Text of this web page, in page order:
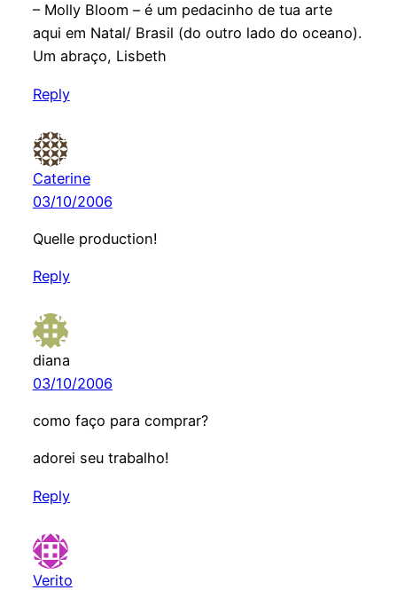
– Molly Bloom – é um pedacinho de tua arte
aqui em Natal/ Brasil (do outro lado do oceano).
Um abraço, Lisbeth
Reply
Caterine
03/10/2006
Quelle production!
Reply
diana
03/10/2006
como faço para comprar?
adorei seu trabalho!
Reply
Verito